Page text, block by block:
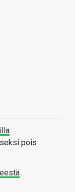
pois